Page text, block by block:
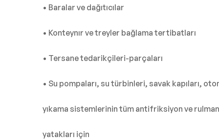
• Baralar ve dağıtıcılar
• Konteynır ve treyler bağlama tertibatları
• Tersane tedarikçileri-parçaları
• Su pompaları, su türbinleri, savak kapıları,
yıkama sistemlerinin tüm antifriksiyon ve rulman
yatakları için